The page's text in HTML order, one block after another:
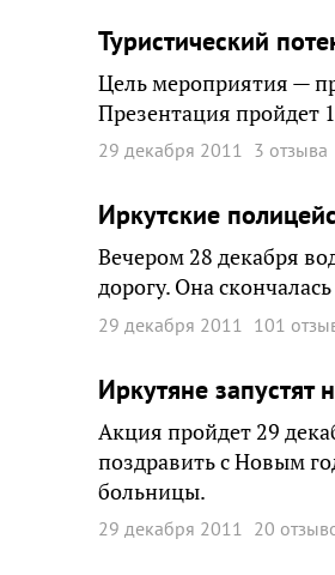
Туристический
Цель мероприятия —
Презентация пройдет
29 декабря 2011 3 отзыва
Иркутские
Вечером 28 декабря
дорогу. Она
29 декабря 2011 101
Иркутяне
Акция пройдет 29
поздравить с Новым
больницы.
29 декабря 2011 20